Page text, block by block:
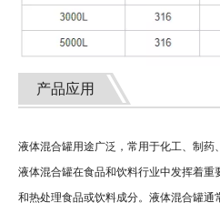
产品应用
液体混合罐用途广泛，常用于化工、制药
液体混合罐在食品和饮料行业中发挥着
和热处理食品或饮料成分。液体混合罐通